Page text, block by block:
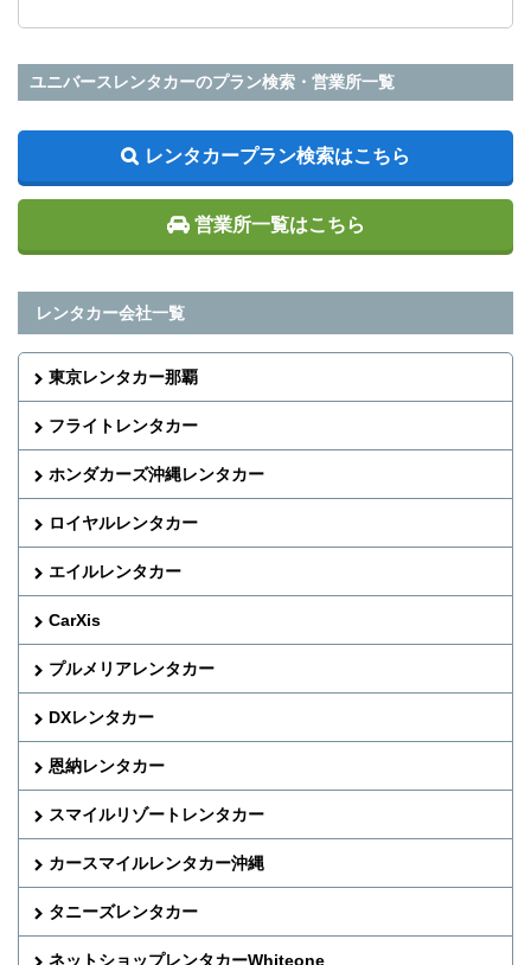
ユニバースレンタカーのプラン検索・営業所一覧
レンタカープラン検索はこちら
営業所一覧はこちら
レンタカー会社一覧
東京レンタカー那覇
フライトレンタカー
ホンダカーズ沖縄レンタカー
ロイヤルレンタカー
エイルレンタカー
CarXis
プルメリアレンタカー
DXレンタカー
恩納レンタカー
スマイルリゾートレンタカー
カースマイルレンタカー沖縄
タニーズレンタカー
ネットショップレンタカーWhiteone